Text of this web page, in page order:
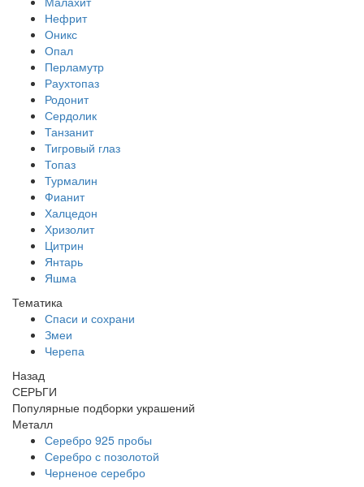
Нефрит
Оникс
Опал
Перламутр
Раухтопаз
Родонит
Сердолик
Танзанит
Тигровый глаз
Топаз
Турмалин
Фианит
Халцедон
Хризолит
Цитрин
Янтарь
Яшма
Тематика
Спаси и сохрани
Змеи
Черепа
Назад
СЕРЬГИ
Популярные подборки украшений
Металл
Серебро 925 пробы
Серебро с позолотой
Черненое серебро